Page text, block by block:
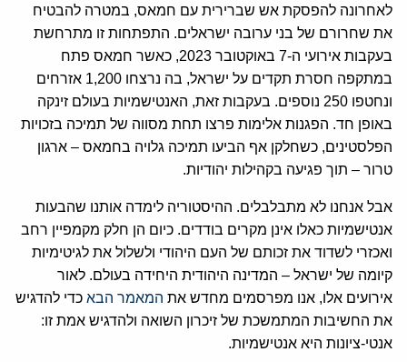
לאחרונה להפסקת אש שברירית עם חמאס, במטרה להבטיח
את שחרורם של בני ערובה ישראלים. התפתחות זו מתרחשת
בעקבות אירועי ה-7 באוקטובר 2023, כאשר חמאס פתח
במתקפה חסרת תקדים על ישראל, בה נרצחו 1,200 אזרחים
ונחטפו 250 נוספים. בעקבות זאת, האנטישמיות בעולם זינקה
באופן חד. הפגנות אלימות פרצו תחת מסווה של תמיכה בזכויות
הפלסטינים, כשחלקן אף הביעו תמיכה גלויה בחמאס – ארגון
טרור – תוך פגיעה בקהילות יהודיות.
אבל אנחנו לא מתבלבלים. ההיסטוריה לימדה אותנו שהבעות
אנטישמיות כאלו אינן מקרים בודדים. כיום הן חלק מקמפיין רחב
ואכזרי לשדוד את זכותם של העם היהודי ולשלול את לגיטימיות
קיומה של ישראל – המדינה היהודית היחידה בעולם. לאור
אירועים אלו, אנו מפרסמים מחדש את המאמר הבא כדי להדגיש
את החשיבות המתמשכת של זיכרון השואה ולהדגיש אמת זו:
אנטי-ציונות היא אנטישמיות.